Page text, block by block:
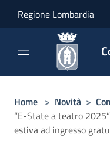
Regione Lombardia
Home > Novità >
“E-State a teatro
estiva ad ingresso